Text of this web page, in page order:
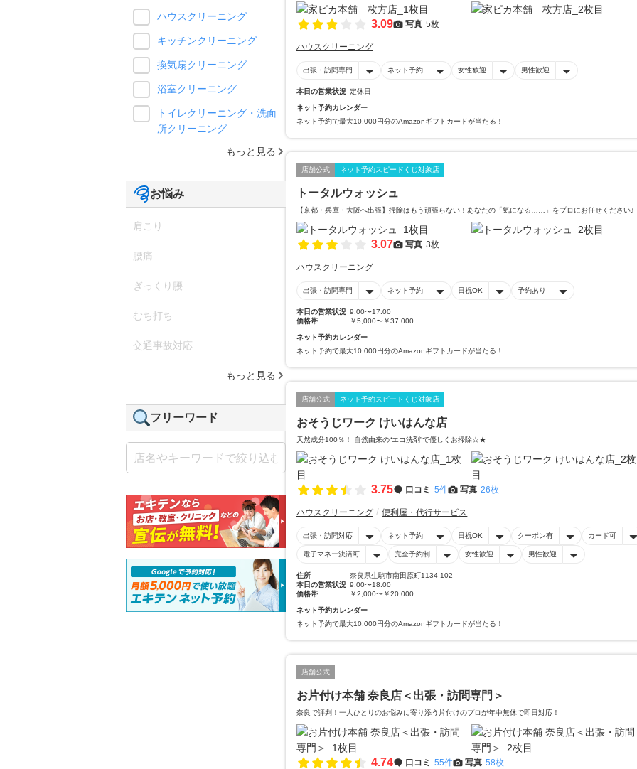
3.09 写真 5枚
ハウスクリーニング
出張・訪問専門 ネット予約 女性歓迎 男性歓迎
本日の営業状況 定休日
ネット予約カレンダー
ネット予約で最大10,000円分のAmazonギフトカードが当たる！
店舗公式 ネット予約スピードくじ対象店
トータルウォッシュ
【京都・兵庫・大阪へ出張】掃除はもう頑張らない！あなたの「気になる……」をプロにお任せください♪
3.07 写真 3枚
ハウスクリーニング
出張・訪問専門 ネット予約 日祝OK 予約あり
本日の営業状況 9:00〜17:00
価格帯
￥5,000〜￥37,000
ネット予約カレンダー
ネット予約で最大10,000円分のAmazonギフトカードが当たる！
店舗公式 ネット予約スピードくじ対象店
おそうじワーク けいはんな店
天然成分100％！ 自然由来の“エコ洗剤”で優しくお掃除☆★
3.75 口コミ 5件 写真 26枚
ハウスクリーニング 便利屋・代行サービス
出張・訪問対応 ネット予約 日祝OK クーポン有 カード可
電子マネー決済可 完全予約制 女性歓迎 男性歓迎
住所
奈良県生駒市南田原町1134-102
本日の営業状況 9:00〜18:00
価格帯
￥2,000〜￥20,000
ネット予約カレンダー
ネット予約で最大10,000円分のAmazonギフトカードが当たる！
店舗公式
お片付け本舗 奈良店＜出張・訪問専門＞
奈良で評判！一人ひとりのお悩みに寄り添う片付けのプロが年中無休で即日対応！
4.74 口コミ 55件 写真 58枚
ハウスクリーニング
キッチンクリーニング
換気扇クリーニング
浴室クリーニング
トイレクリーニング・洗面
所クリーニング
もっと見る
お悩み
肩こり
腰痛
ぎっくり腰
むち打ち
交通事故対応
もっと見る
フリーワード